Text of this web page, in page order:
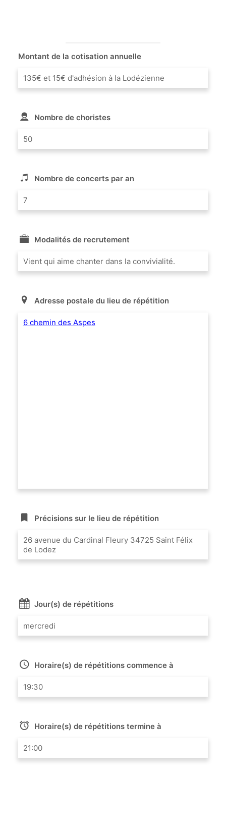
Montant de la cotisation annuelle
135€ et 15€ d'adhésion à la Lodézienne
Nombre de choristes
50
Nombre de concerts par an
7
Modalités de recrutement
Vient qui aime chanter dans la convivialité.
Adresse postale du lieu de répétition
6 chemin des Aspes
Précisions sur le lieu de répétition
26 avenue du Cardinal Fleury 34725 Saint Félix
de Lodez
Jour(s) de répétitions
mercredi
Horaire(s) de répétitions commence à
19:30
Horaire(s) de répétitions termine à
21:00